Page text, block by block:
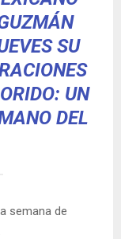
SU
UN
DEL
semana de